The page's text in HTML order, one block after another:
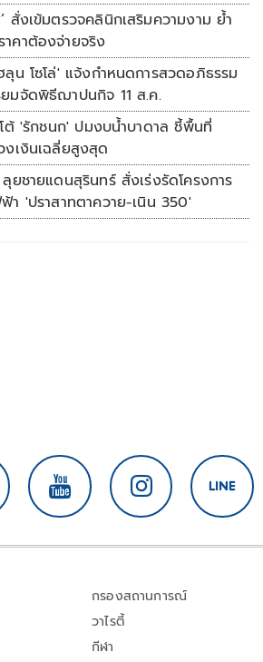
สั่งเข้มตรวจคลินิกเสริมความงาม ย้ำ
คาต้องจ่ายจริง
น โซโล่' แจ้งกำหนดการสวดอภิธรรม
มจัดพิธีฌาปนกิจ 11 ส.ค.
ต้ 'รักชนก' ปมงบน้ำบาดาล ชี้พื้นที่
งเงินเฉลี่ยสูงสุด
ยชายแดนสุรินทร์ สั่งเร่งรัดโครงการ
า 'ปราสาทตาควาย-เนิน 350'
กรองสถานการณ์
วาไรตี้
กีฬา